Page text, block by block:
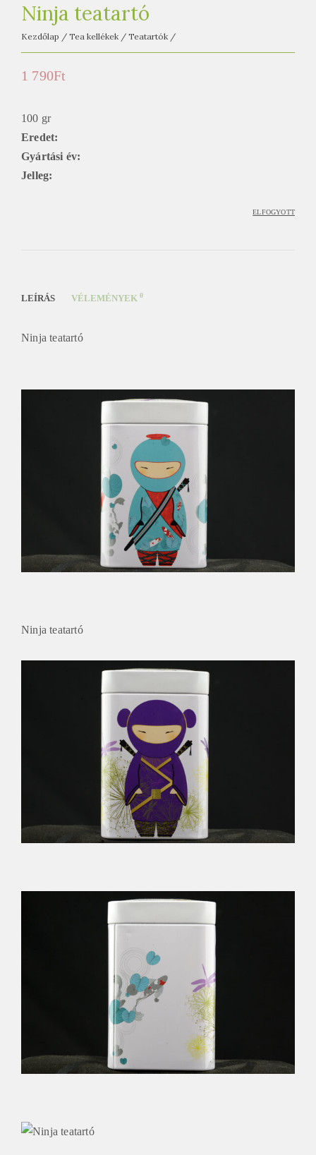
t
e
h
z
Ninja teatartó
Kezdőlap / Tea kellékek / Teatartók /
1 790Ft
100 gr
Eredet:
Gyártási év:
Jelleg:
ELFOGYOTT
LEÍRÁS VÉLEMÉNYEK 0
Ninja teatartó
Ninja teatartó